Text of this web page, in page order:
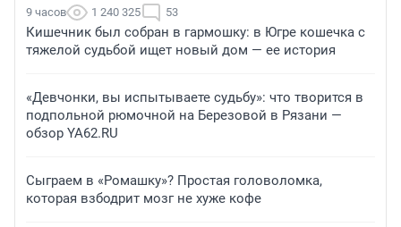
9 часов 1 240 325 53
Кишечник был собран в гармошку: в Югре кошечка с
тяжелой судьбой ищет новый дом — ее история
«Девчонки, вы испытываете судьбу»: что творится в
подпольной рюмочной на Березовой в Рязани —
обзор YA62.RU
Сыграем в «Ромашку»? Простая головоломка,
которая взбодрит мозг не хуже кофе